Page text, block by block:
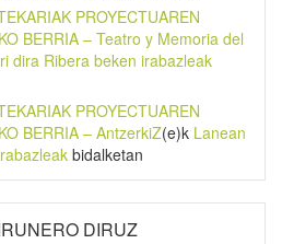
PROYECTUAREN
BERRIA – Teatro y Memoria del
dira Ribera beken irabazleak
PROYECTUAREN
BERRIA – AntzerkiZ(e)k Lanean
bidalketan
DIRUZ